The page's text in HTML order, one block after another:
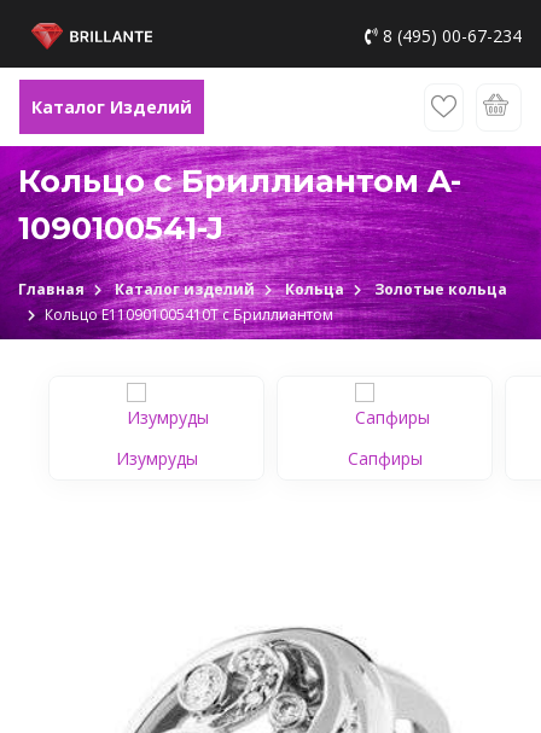
8 (495) 00-67-234
Каталог Изделий
Кольцо с Бриллиантом A-
1090100541-J
Главная Каталог изделий Кольца
Золотые кольца
Кольцо Е110901005410Т c Бриллиантом
Изумруды Сапфиры